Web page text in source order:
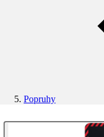
Popruhy